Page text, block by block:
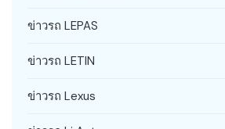
ข่าวรถ LEPAS
ข่าวรถ LETIN
ข่าวรถ Lexus